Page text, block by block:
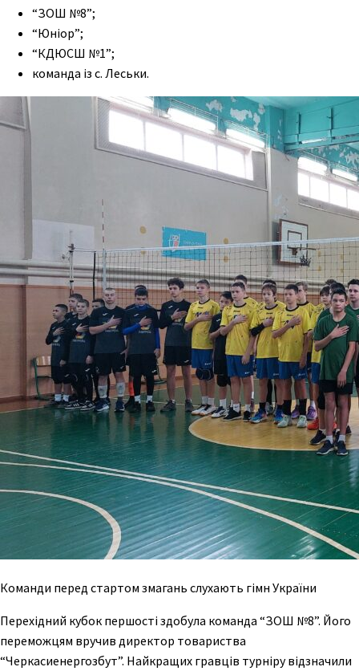
“ЗОШ №8”;
“Юніор”;
“КДЮСШ №1”;
команда із с. Леськи.
Команди перед стартом змагань слухають гімн України
Перехідний кубок першості здобула команда “ЗОШ №8”. Його
переможцям вручив директор товариства
“Черкасиенергозбут”. Найкращих гравців турніру відзначили